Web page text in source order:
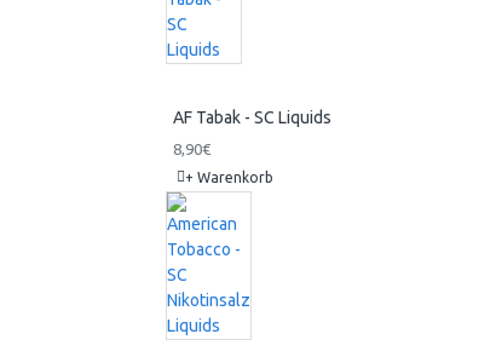
AF Tabak - SC Liquids
8,90€
+ Warenkorb